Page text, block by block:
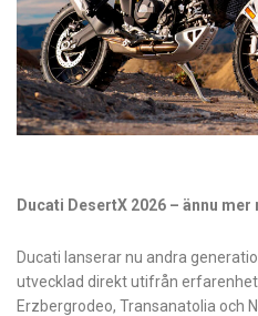
Ducati DesertX 2026 – ännu
Ducati lanserar nu andra
utvecklad direkt utifrån
Erzbergrodeo, Transanatolia och